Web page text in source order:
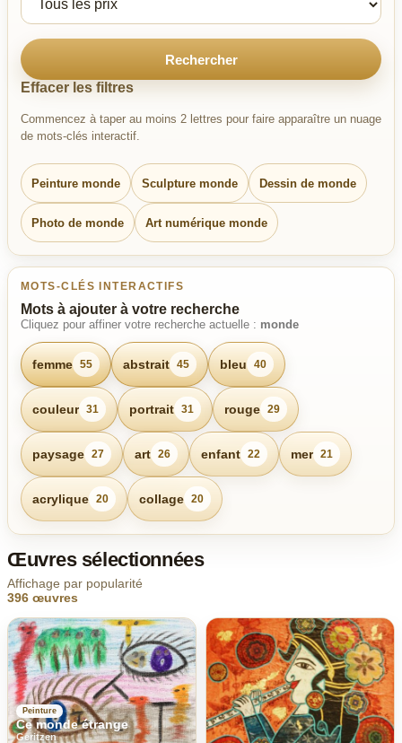
Rechercher
Effacer les filtres
Commencez à taper au moins 2 lettres pour faire apparaître un nuage
de mots-clés interactif.
Peinture monde Sculpture monde Dessin de monde
Photo de monde Art numérique monde
MOTS-CLÉS INTERACTIFS
Mots à ajouter à votre recherche
Cliquez pour affiner votre recherche actuelle : monde
femme 55 abstrait 45 bleu 40
couleur 31 portrait 31 rouge 29
paysage 27 art 26 enfant 22 mer 21
acrylique 20 collage 20
Œuvres sélectionnées
Affichage par popularité
396 œuvres
Peinture
Ce monde étrange
Geritzen